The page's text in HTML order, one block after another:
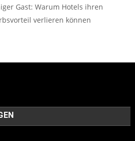
Gast: Warum Hotels ihren
verlieren können